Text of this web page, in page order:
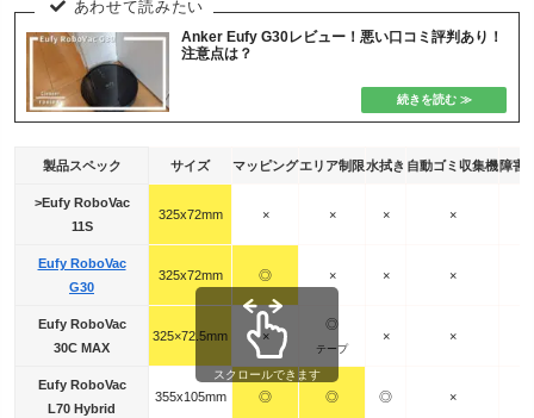
Anker Eufy G30レビュー！悪い口コミ評判あり！
注意点は？
製品スペック サイズ マッピングエリア制限水拭き 自動ゴミ収集機障害
>Eufy RoboVac
11S
325x72mm × × × ×
Eufy RoboVac
G30
325x72mm ◎ × × ×
Eufy RoboVac
30C MAX
325×72.5mm ×
◎
テープ
× ×
Eufy RoboVac
L70 Hybrid
355x105mm ◎ ◎ ◎ ×
スクロールできます